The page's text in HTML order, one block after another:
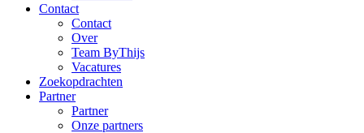
Contact
Contact
Over
Team ByThijs
Vacatures
Zoekopdrachten
Partner
Partner
Onze partners